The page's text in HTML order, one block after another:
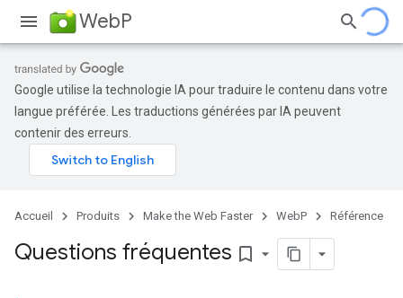
WebP
Google utilise la technologie IA pour traduire le contenu dans votre
langue préférée. Les traductions générées par IA peuvent
contenir des erreurs.
Accueil Produits Make the Web Faster WebP Référence
Questions fréquentes bookmark_border